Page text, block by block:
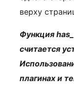
верху
Функция
считается
плагинах и